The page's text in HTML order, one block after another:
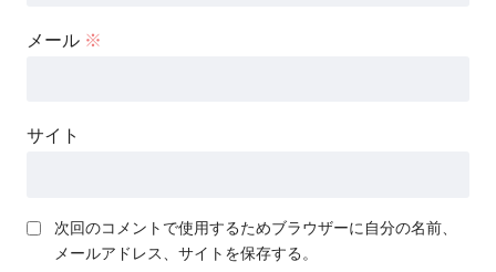
メール ※
サイト
次回のコメントで使用するためブラウザーに自分の名前、
メールアドレス、サイトを保存する。